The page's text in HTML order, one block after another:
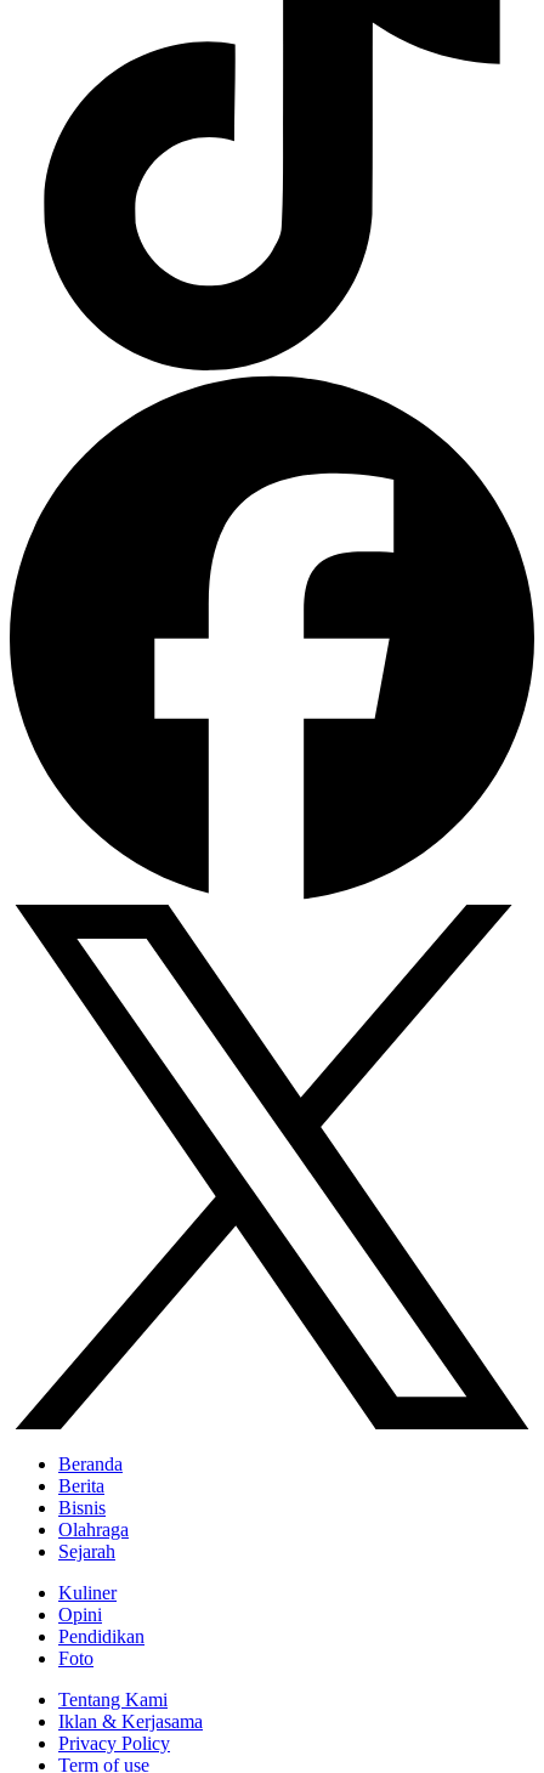
Beranda
Berita
Bisnis
Olahraga
Sejarah
Kuliner
Opini
Pendidikan
Foto
Tentang Kami
Iklan & Kerjasama
Privacy Policy
Term of use